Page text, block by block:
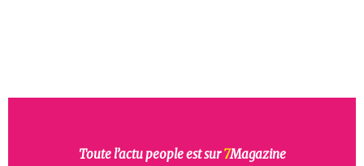
Toute l’actu people est sur7Magazine